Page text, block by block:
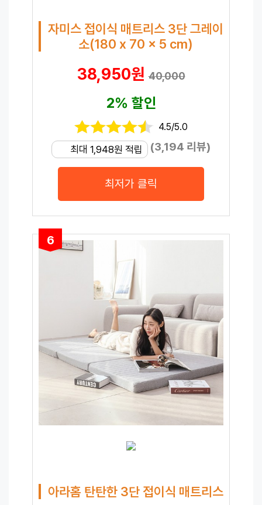
자미스 접이식 매트리스 3단 그레이
소(180 x 70 x 5 cm)
38,950원40,000
2% 할인
4.5/5.0
최대 1,948원 적립 (3,194 리뷰)
최저가 클릭
6
아라홈 탄탄한 3단 접이식 매트리스